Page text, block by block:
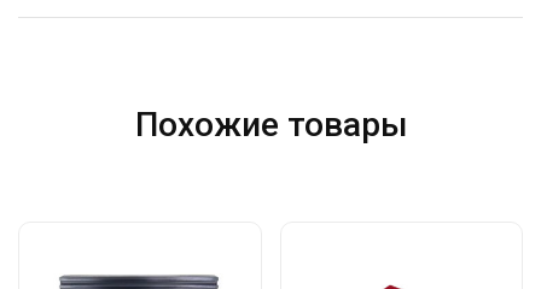
Похожие товары